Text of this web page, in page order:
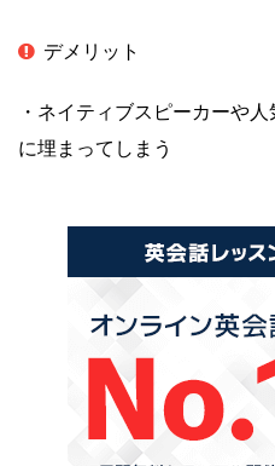
デメリット
・ネイティブスピーカーや
に埋まってしまう